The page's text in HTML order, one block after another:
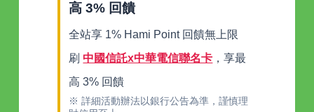
高 3% 回饋
全站享 1% Hami Point 回饋無上限
刷中國信託x中華電信聯名卡 ，享最
高 3% 回饋
※ 詳細活動辦法以銀行公告為準，謹慎理